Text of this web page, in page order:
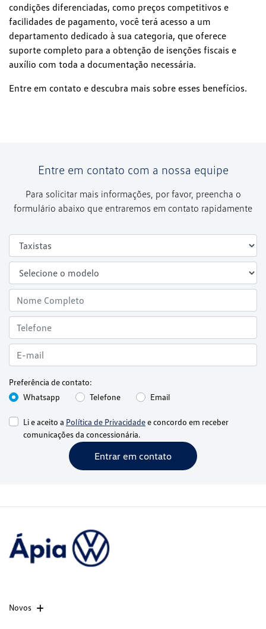
condições diferenciadas, como preços competitivos e
facilidades de pagamento, você terá acesso a um
departamento dedicado à sua categoria, que oferece
suporte completo para a obtenção de isenções fiscais e
auxílio com toda a documentação necessária.
Entre em contato e descubra mais sobre esses benefícios.
Entre em contato com a nossa equipe
Para solicitar mais informações, por favor, preencha o
formulário abaixo que entraremos em contato rapidamente
Preferência de contato:
Whatsapp
Telefone Email
Li e aceito a Política de Privacidadee concordo em receber
comunicações da concessionária.
Entrar em contato
Novos